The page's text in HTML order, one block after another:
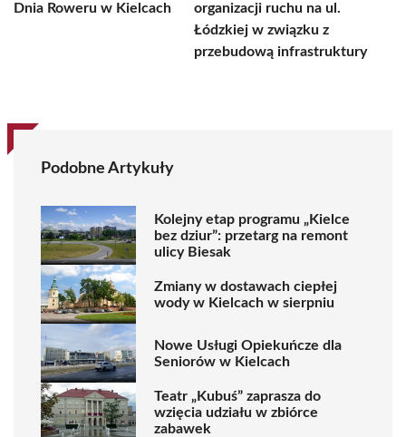
Dnia Roweru w Kielcach
organizacji ruchu na ul.
Łódzkiej w związku z
przebudową infrastruktury
Podobne Artykuły
Kolejny etap programu „Kielce
bez dziur”: przetarg na remont
ulicy Biesak
Zmiany w dostawach ciepłej
wody w Kielcach w sierpniu
Nowe Usługi Opiekuńcze dla
Seniorów w Kielcach
Teatr „Kubuś” zaprasza do
wzięcia udziału w zbiórce
zabawek